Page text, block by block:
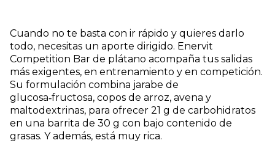
Cuando no te basta con ir rápido y quieres darlo
todo, necesitas un aporte dirigido. Enervit
Competition Bar de plátano acompaña tus salidas
más exigentes, en entrenamiento y en competición.
Su formulación combina jarabe de
glucosa‑fructosa, copos de arroz, avena y
maltodextrinas, para ofrecer 21 g de carbohidratos
en una barrita de 30 g con bajo contenido de
grasas. Y además, está muy rica.